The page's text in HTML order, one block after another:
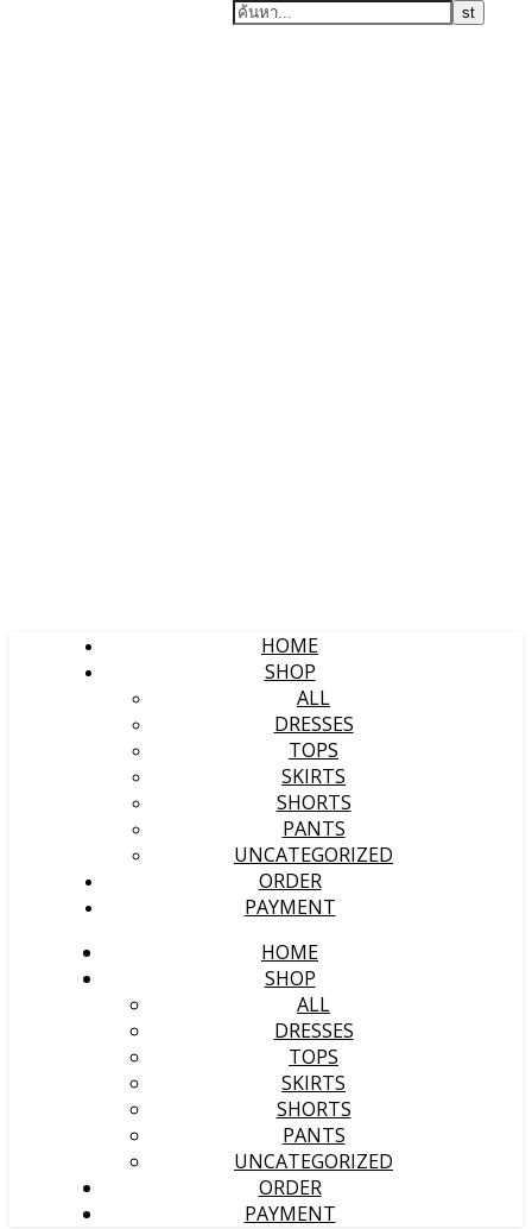
HOME
SHOP
ALL
DRESSES
TOPS
SKIRTS
SHORTS
PANTS
UNCATEGORIZED
ORDER
PAYMENT
HOME
SHOP
ALL
DRESSES
TOPS
SKIRTS
SHORTS
PANTS
UNCATEGORIZED
ORDER
PAYMENT